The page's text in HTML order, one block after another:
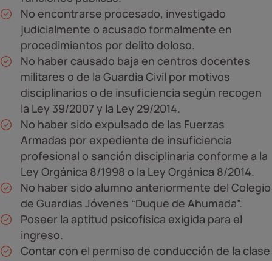
No encontrarse procesado, investigado
judicialmente o acusado formalmente en
procedimientos por delito doloso.
No haber causado baja en centros docentes
militares o de la Guardia Civil por motivos
disciplinarios o de insuficiencia según recogen
la Ley 39/2007 y la Ley 29/2014.
No haber sido expulsado de las Fuerzas
Armadas por expediente de insuficiencia
profesional o sanción disciplinaria conforme a la
Ley Orgánica 8/1998 o la Ley Orgánica 8/2014.
No haber sido alumno anteriormente del Colegio
de Guardias Jóvenes “Duque de Ahumada”.
Poseer la aptitud psicofísica exigida para el
ingreso.
Contar con el permiso de conducción de la clase